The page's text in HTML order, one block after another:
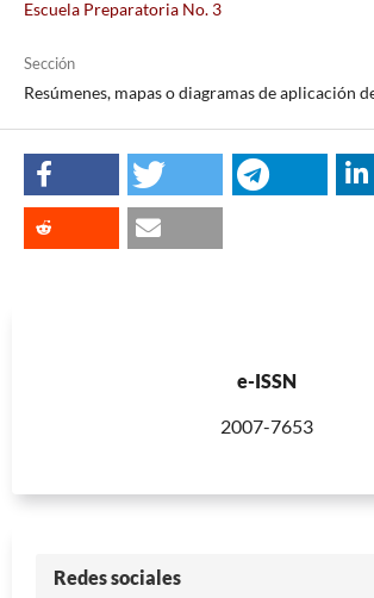
Escuela Preparatoria No. 3
Sección
Resúmenes, mapas o diagramas de aplicación
e-ISSN
2007-7653
Redes sociales